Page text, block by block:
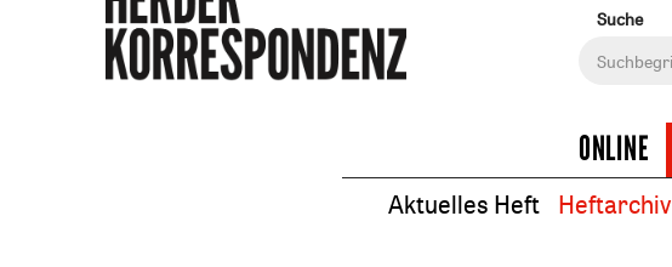
Suche
ONLINE
Aktuelles Heft Heftarchiv